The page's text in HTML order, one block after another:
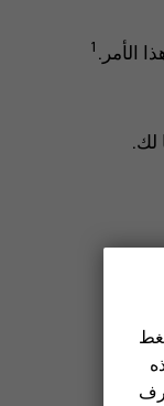
1
لك.